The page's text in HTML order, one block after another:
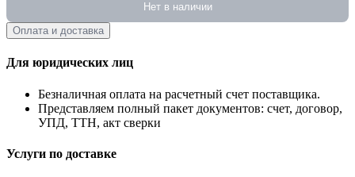
Нет в наличии
Оплата и доставка
Для юридических лиц
Безналичная оплата на расчетный счет поставщика.
Представляем полный пакет документов: счет, договор,
УПД, ТТН, акт сверки
Услуги по доставке